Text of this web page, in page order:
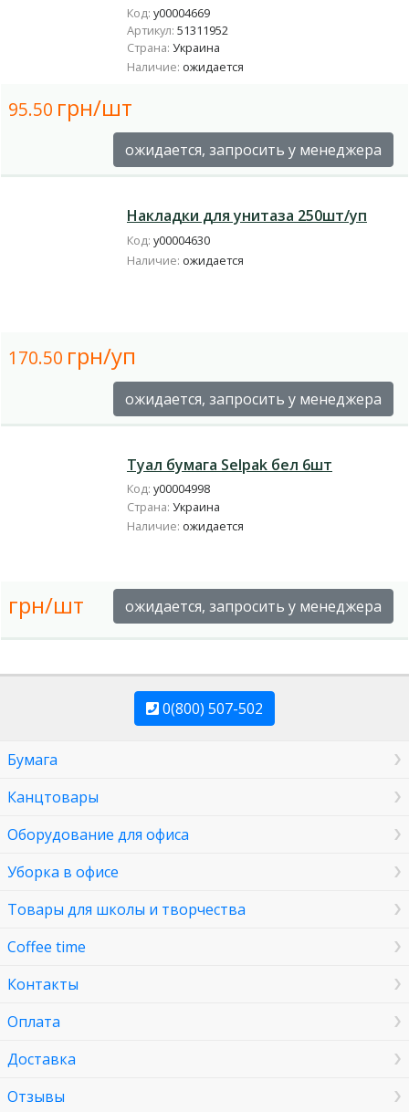
Код: у00004669
Артикул: 51311952
Страна: Украина
Наличие: ожидается
95.50 грн/шт
ожидается, запросить у менеджера
Накладки для унитаза 250шт/уп
Код: у00004630
Наличие: ожидается
170.50 грн/уп
ожидается, запросить у менеджера
Туал бумага Selpak бел 6шт
Код: у00004998
Страна: Украина
Наличие: ожидается
грн/шт ожидается, запросить у менеджера
0(800) 507-502
Бумага
Канцтовары
Оборудование для офиса
Уборка в офисе
Товары для школы и творчества
Coffee time
Контакты
Оплата
Доставка
Отзывы